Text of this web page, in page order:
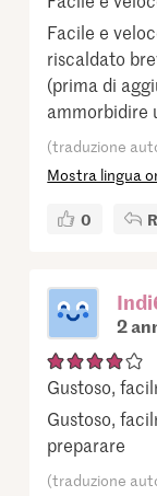
Facile e
riscaldato
(prima di
ammorbidire
(traduzione
Mostra lingua
0
2
Gustoso,
Gustoso,
preparare
(traduzione